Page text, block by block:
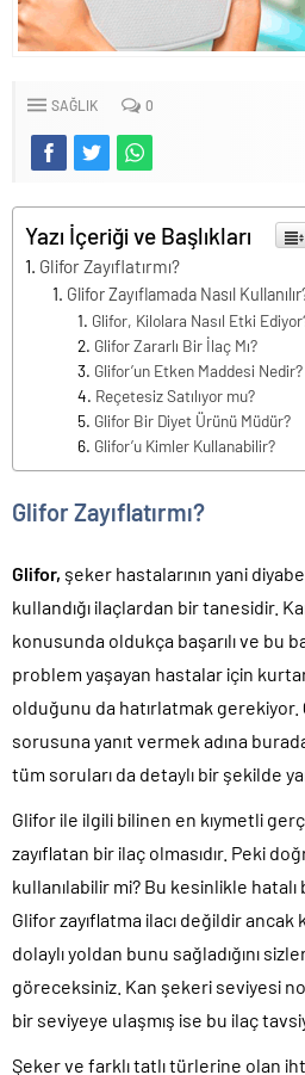
SAĞLIK 0
Yazı İçeriği ve Başlıkları
Glifor Zayıflatırmı?
Glifor Zayıflamada Nasıl
Glifor, Kilolara Nasıl Etki
Glifor Zararlı Bir İlaç Mı?
Glifor’un Etken Maddesi Nedir?
Reçetesiz Satılıyor mu?
Glifor Bir Diyet Ürünü Müdür?
Glifor’u Kimler Kullanabilir?
Glifor Zayıflatırmı?
Glifor, şeker hastalarının yani
kullandığı ilaçlardan bir tanesidir.
konusunda oldukça başarılı ve bu
problem yaşayan hastalar için
olduğunu da hatırlatmak gerekiyor.
sorusuna yanıt vermek adına
tüm soruları da detaylı bir şekilde
Glifor ile ilgili bilinen en kıymetli
zayıflatan bir ilaç olmasıdır. Peki
kullanılabilir mi? Bu kesinlikle hatalı
Glifor zayıflatma ilacı değildir ancak
dolaylı yoldan bunu sağladığını
göreceksiniz. Kan şekeri seviyesi
bir seviyeye ulaşmış ise bu ilaç
Şeker ve farklı tatlı türlerine olan